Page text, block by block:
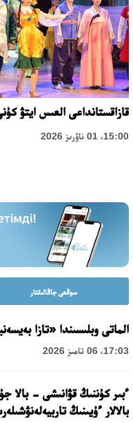
قازاقستانداعى العىس ايتۋ
15:00، 01 ناۋرىز 2026
سوڭعى جاڭالىقتار
الماتى وبلىسىندا «تازا بەيسەنبى»: 510 توننا قوقىس
17:03، 06 تامىز 2026
ءبىر كۇننىڭ قۋانىشى - بالا
بالالار ءۇيىنىڭ